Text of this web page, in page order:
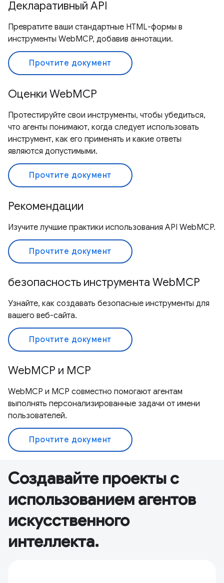
Декларативный API
Превратите ваши стандартные HTML-формы в
инструменты WebMCP, добавив аннотации.
Прочтите документ
Оценки WebMCP
Протестируйте свои инструменты, чтобы убедиться,
что агенты понимают, когда следует использовать
инструмент, как его применять и какие ответы
являются допустимыми.
Прочтите документ
Рекомендации
Изучите лучшие практики использования API WebMCP.
Прочтите документ
безопасность инструмента WebMCP
Узнайте, как создавать безопасные инструменты для
вашего веб-сайта.
Прочтите документ
WebMCP и MCP
WebMCP и MCP совместно помогают агентам
выполнять персонализированные задачи от имени
пользователей.
Прочтите документ
Создавайте проекты с
использованием агентов
искусственного
интеллекта.